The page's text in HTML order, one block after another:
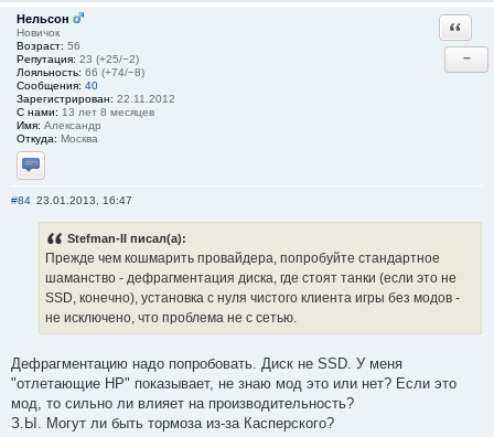
Нельсон
Новичок
Возраст: 56
Репутация: 23 (+25/−2)
Лояльность: 66 (+74/−8)
Сообщения: 40
Зарегистрирован: 22.11.2012
С нами: 13 лет 8 месяцев
Имя: Александр
Откуда: Москва
Отправить личное сообщение
−
#84 23.01.2013, 16:47
Stefman-II писал(а):
Прежде чем кошмарить провайдера, попробуйте стандартное
шаманство - дефрагментация диска, где стоят танки (если это не
SSD, конечно), установка с нуля чистого клиента игры без модов -
не исключено, что проблема не с сетью.
Дефрагментацию надо попробовать. Диск не SSD. У меня
"отлетающие HP" показывает, не знаю мод это или нет? Если это
мод, то сильно ли влияет на производительность?
З.Ы. Могут ли быть тормоза из-за Касперского?